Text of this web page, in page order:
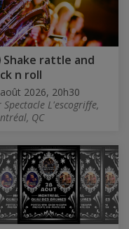
Shake rattle and
n roll
2026, 20h30
Spectacle L'escogriffe,
QC